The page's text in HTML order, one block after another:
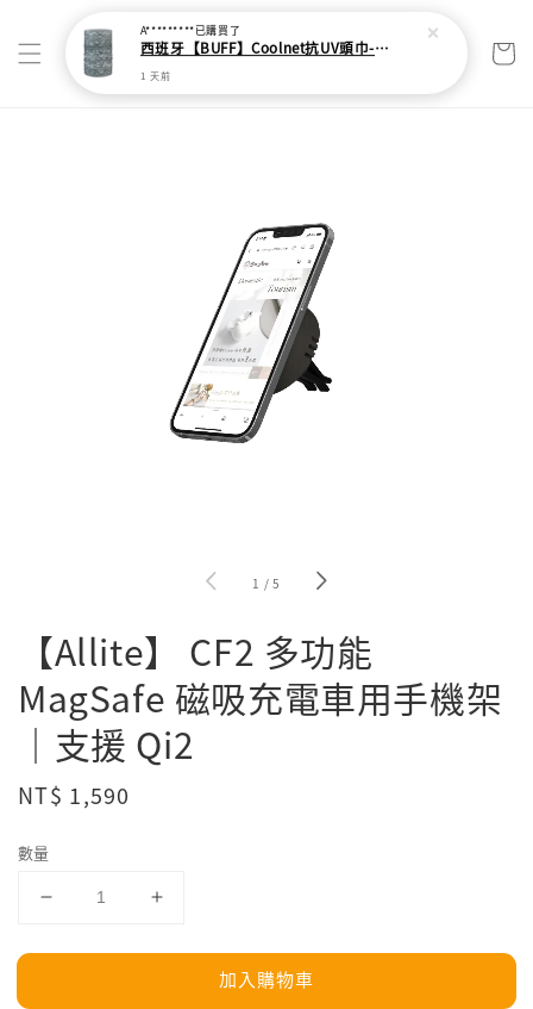
1 /5
【Allite】 CF2 多功能
MagSafe 磁吸充電車用手機架
｜支援 Qi2
Regular
NT$ 1,590
數量
加入購物車
A*********已購買了
西班牙【BUFF】Coolnet抗UV頭巾-灰色波紋
1 天前